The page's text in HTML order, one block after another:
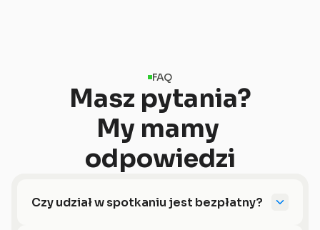
FAQ
Masz pytania?
My mamy
odpowiedzi
Czy udział w spotkaniu jest bezpłatny?